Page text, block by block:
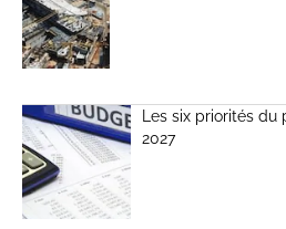
Les six priorités
2027